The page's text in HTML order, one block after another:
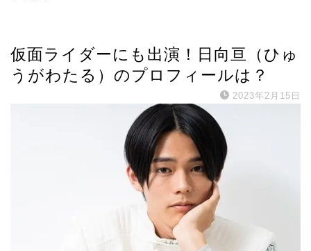
仮面ライダーにも出演！日向亘（ひゅ
うがわたる）のプロフィールは？
2023年2月15日